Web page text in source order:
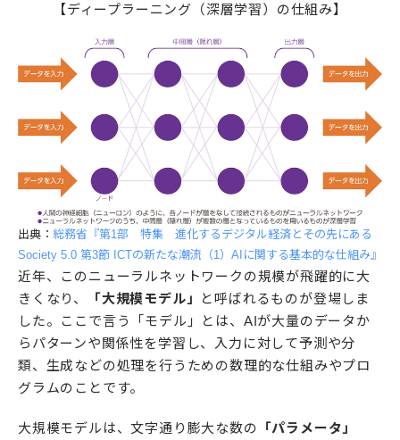
【ディープラーニング（深層学習）の仕組み】
出典： 総務省『第1部 特集 進化するデジタル経済とその先にある
Society 5.0 第3節 ICTの新たな潮流（1）AIに関する基本的な仕組み』
近年、このニューラルネットワークの規模が飛躍的に大
きくなり、
「大規模モデル」
と呼ばれるものが登場しま
した。ここで言う「モデル」とは、AIが大量のデータか
らパターンや関係性を学習し、入力に対して予測や分
類、生成などの処理を行うための数理的な仕組みやプロ
グラムのことです。
大規模モデルは、文字通り膨大な数の 「パラメータ」